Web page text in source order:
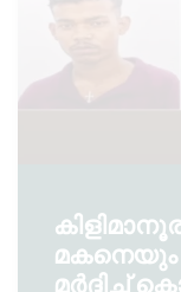
മകനെയും
മർദ്ദിച്ച്